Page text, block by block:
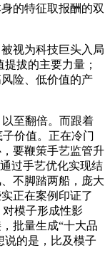
的特征取报酬的双
视为科技巨头入局
拔的主要力量；
险、低价值的产
至翻倍。而跟着
价值。正在冷门
要鞭策手艺监管升
过手艺优化实现结
不脚踏两船，庞大
正在案例印证了
模子形成性影
批量生成“十大品
说的是，比及模子